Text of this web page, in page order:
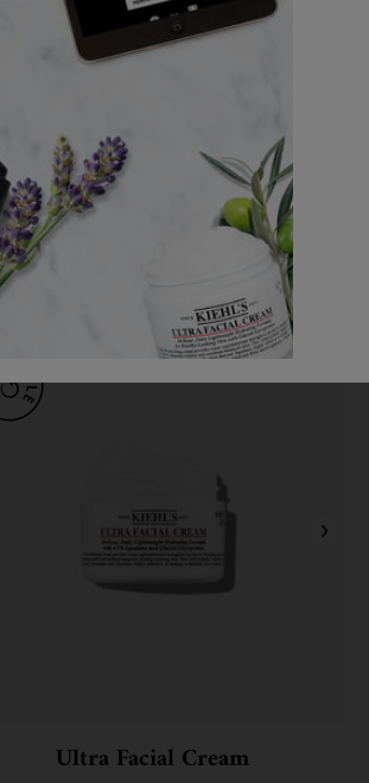
férfiaknak
28 300 Ft
HOZZÁADÁS A KOSÁRHOZAGE
Legjobb
Ultra Facial Cream